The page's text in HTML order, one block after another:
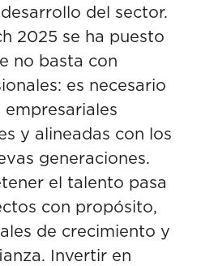
del sector.
2025 se ha puesto
no basta con
es necesario
y alineadas con los
generaciones.
el talento pasa
con propósito,
de crecimiento y
Invertir en